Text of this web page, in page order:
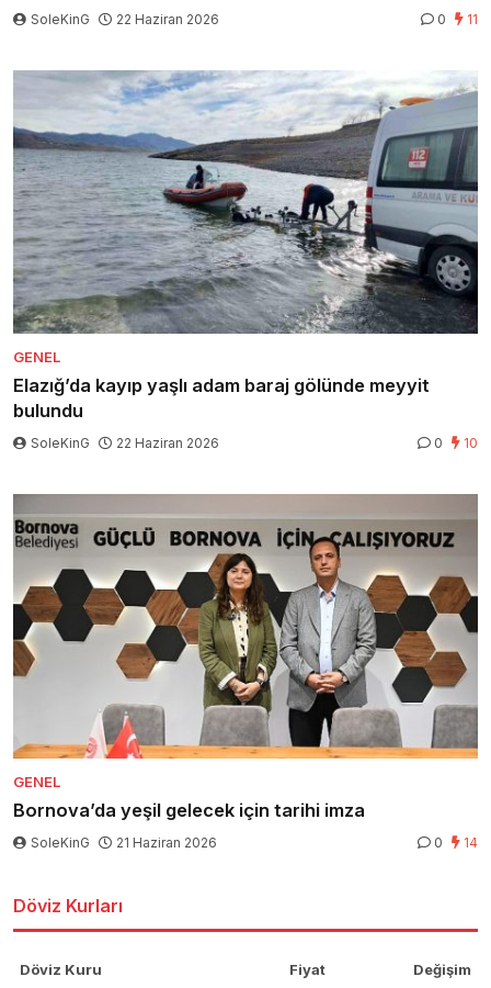
SoleKinG 22 Haziran 2026 0 11
GENEL
Elazığ’da kayıp yaşlı adam baraj gölünde meyyit
bulundu
SoleKinG 22 Haziran 2026 0 10
GENEL
Bornova’da yeşil gelecek için tarihi imza
SoleKinG 21 Haziran 2026 0 14
Döviz Kurları
Döviz Kuru Fiyat Değişim